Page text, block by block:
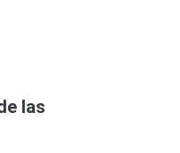
las